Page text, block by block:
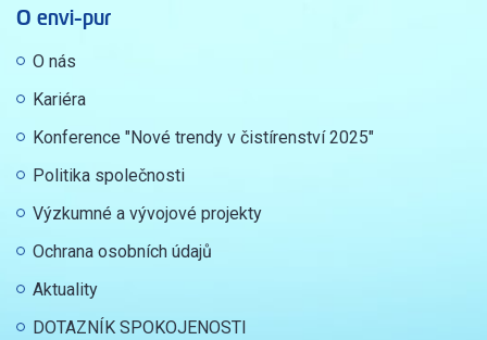
O envi-pur
O nás
Kariéra
Konference "Nové trendy v čistírenství 2025"
Politika společnosti
Výzkumné a vývojové projekty
Ochrana osobních údajů
Aktuality
DOTAZNÍK SPOKOJENOSTI